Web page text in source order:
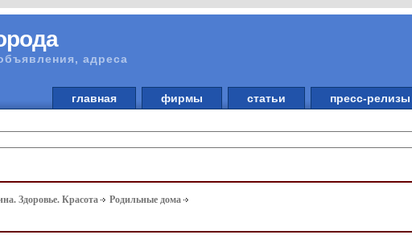
адреса
главная фирмы статьи пресс-релизы
Здоровье. Красота Родильные дома